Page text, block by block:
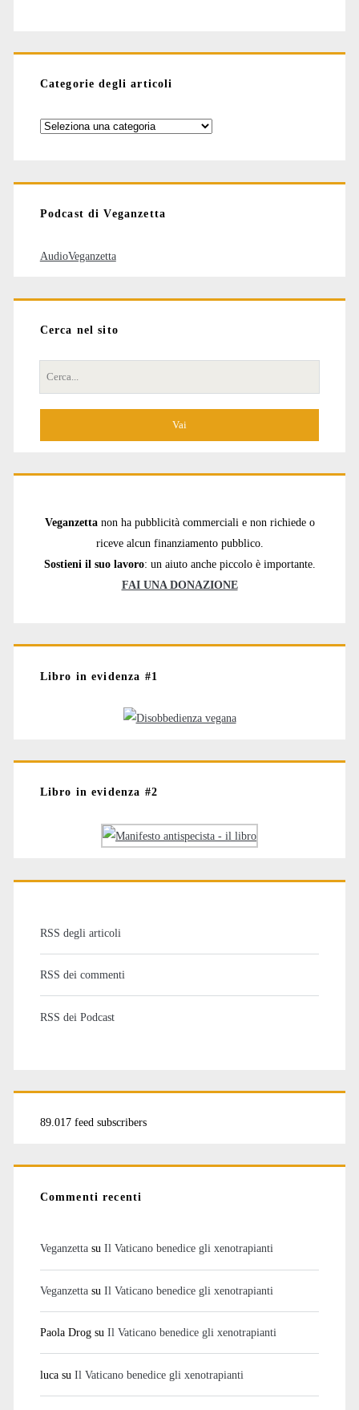
Categorie degli articoli
Categorie
Podcast di Veganzetta
AudioVeganzetta
Cerca nel sito
Cerca
per:
Veganzetta non ha pubblicità commerciali e non richiede o
riceve alcun finanziamento pubblico.
Sostieni il suo lavoro: un aiuto anche piccolo è importante.
FAI UNA DONAZIONE
Libro in evidenza #1
Libro in evidenza #2
RSS degli articoli
RSS dei commenti
RSS dei Podcast
89.017 feed subscribers
Commenti recenti
Veganzettasu Il Vaticano benedice gli xenotrapianti
Veganzettasu Il Vaticano benedice gli xenotrapianti
Paola Drogsu Il Vaticano benedice gli xenotrapianti
lucasu Il Vaticano benedice gli xenotrapianti